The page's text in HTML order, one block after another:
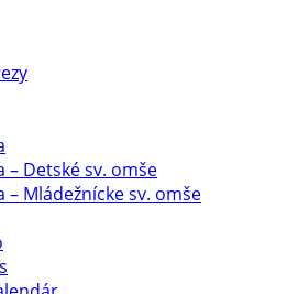
– Detské sv. omše
– Mládežnícke sv. omše